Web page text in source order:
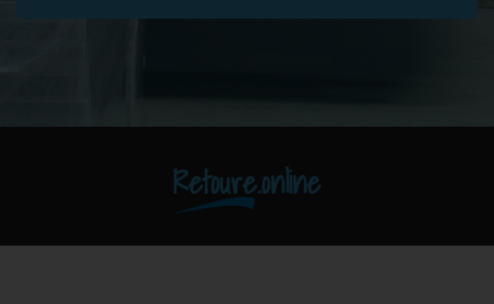
Retoure.online